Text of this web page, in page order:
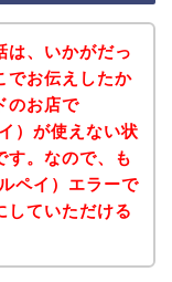
は、いかがだっ
でお伝えしたか
のお店で
）が使えない状
す。なので、も
ペイ）エラーで
していただける